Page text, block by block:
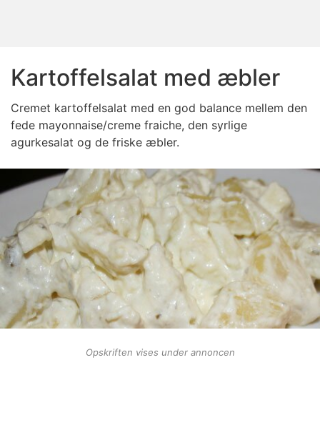
Kartoffelsalat med æbler
Cremet kartoffelsalat med en god balance mellem den
fede mayonnaise/creme fraiche, den syrlige
agurkesalat og de friske æbler.
Opskriften vises under annoncen